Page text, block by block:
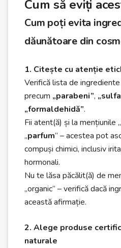
Cum să eviți
Cum poți evita
dăunătoare din
1. Citește cu atenție
Verifică lista de
precum „parabeni”,
„formaldehidă”.
Fii atent(ă) și la mențiunile „
„parfum” – acestea pot
compuși chimici, inclusiv
hormonali.
Nu te lăsa păcălit(ă) de
„organic” – verifică dacă
această afirmație.
2. Alege produse
naturale